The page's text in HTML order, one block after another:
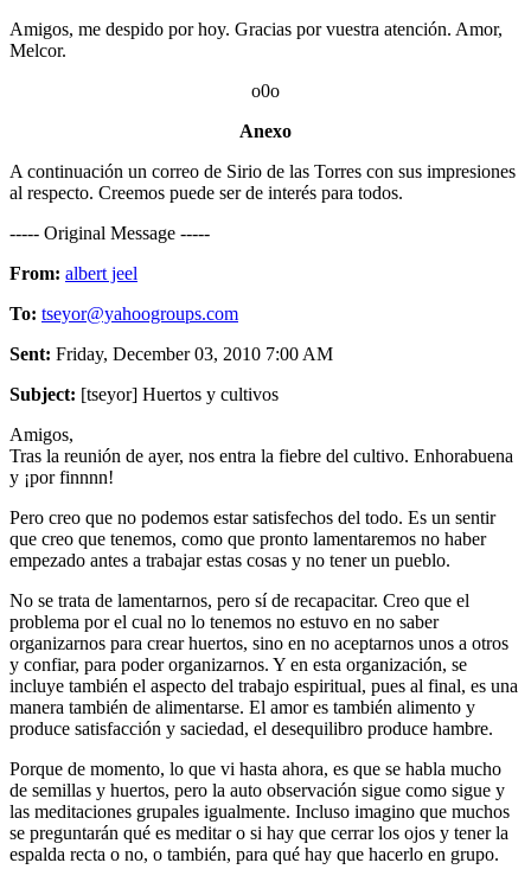
Amigos, me despido por hoy. Gracias por vuestra atención. Amor,
Melcor.
o0o
Anexo
A continuación un correo de Sirio de las Torres con sus impresiones
al respecto. Creemos puede ser de interés para todos.
----- Original Message -----
From: albert jeel
To: tseyor@yahoogroups.com
Sent: Friday, December 03, 2010 7:00 AM
Subject: [tseyor] Huertos y cultivos
Amigos,
Tras la reunión de ayer, nos entra la fiebre del cultivo. Enhorabuena
y ¡por finnnn!
Pero creo que no podemos estar satisfechos del todo. Es un sentir
que creo que tenemos, como que pronto lamentaremos no haber
empezado antes a trabajar estas cosas y no tener un pueblo.
No se trata de lamentarnos, pero sí de recapacitar. Creo que el
problema por el cual no lo tenemos no estuvo en no saber
organizarnos para crear huertos, sino en no aceptarnos unos a otros
y confiar, para poder organizarnos. Y en esta organización, se
incluye también el aspecto del trabajo espiritual, pues al final, es una
manera también de alimentarse. El amor es también alimento y
produce satisfacción y saciedad, el desequilibro produce hambre.
Porque de momento, lo que vi hasta ahora, es que se habla mucho
de semillas y huertos, pero la auto observación sigue como sigue y
las meditaciones grupales igualmente. Incluso imagino que muchos
se preguntarán qué es meditar o si hay que cerrar los ojos y tener la
espalda recta o no, o también, para qué hay que hacerlo en grupo.